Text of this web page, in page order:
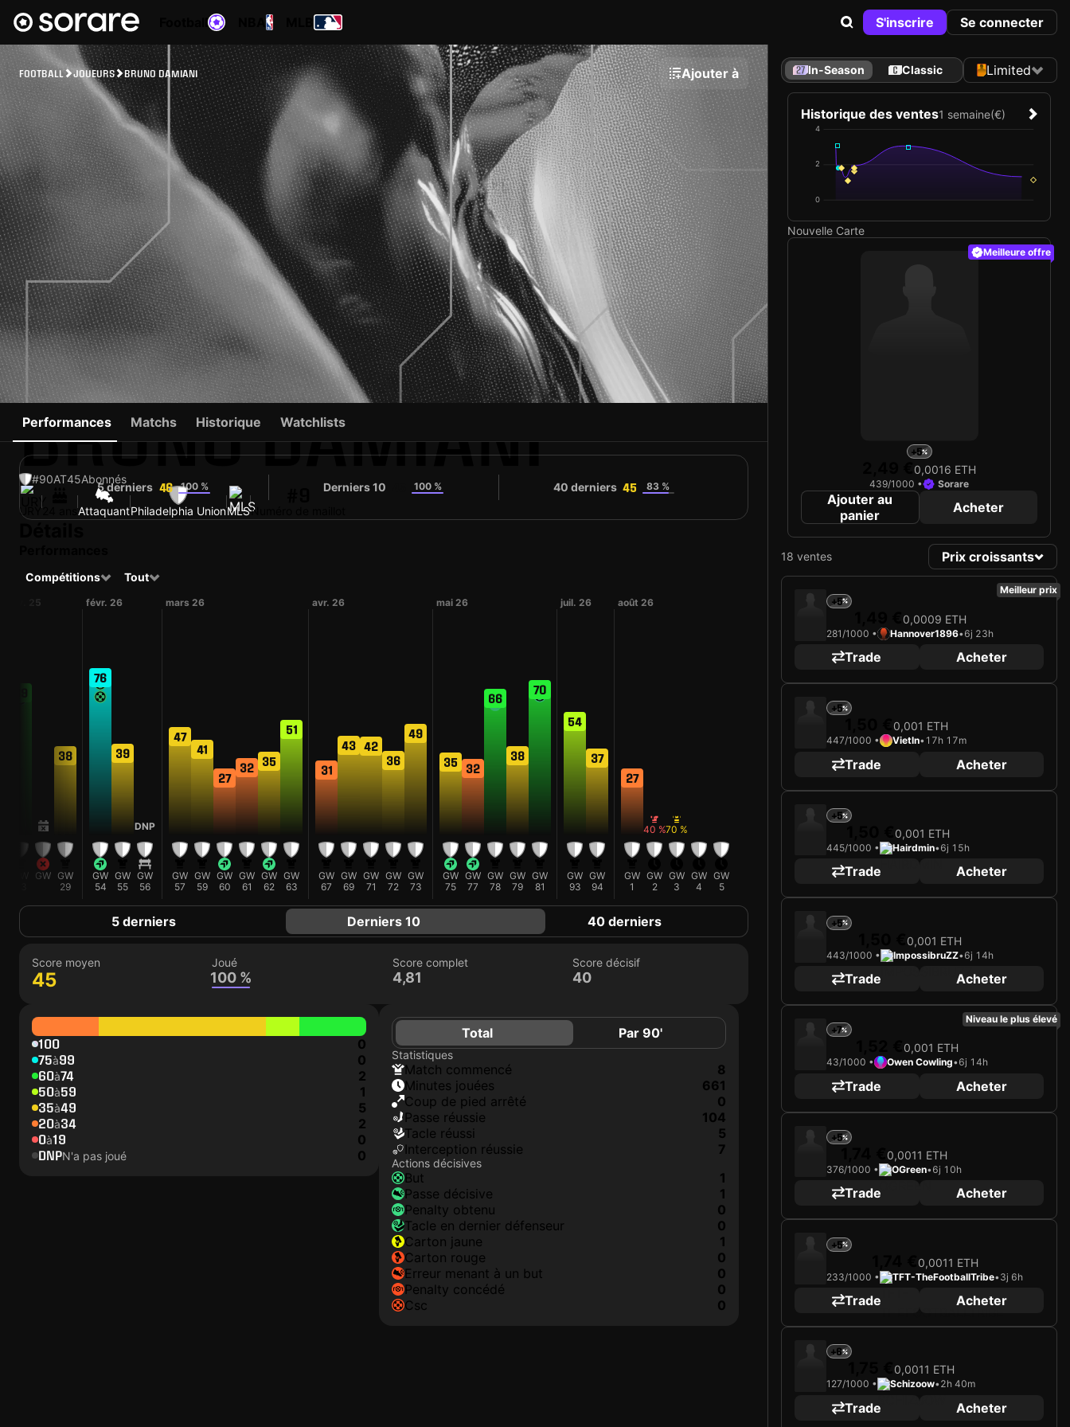
S'inscrire Se connecter
FOOTBALL JOUEURS BRUNO DAMIANI Ajouter à
BRUNO DAMIANI
#90AT45Abonnés
URY AttaquantPhiladelphia UnionMLSNuméro de maillot
Performances Matchs Historique Watchlists
5 derniers 46 100 % Derniers 10 100 % 40 derniers 45 83 %
Compétitions Tout
nov. 25
GW
38
GW
29
févr. 26
76
GW
54
39
GW
55
DNP
GW
56
mars 26
47
GW
57
41
GW
59
27
GW
60
32
GW
61
35
GW
62
51
GW
63
avr. 26
31
GW
67
43
GW
69
42
GW
71
36
GW
72
49
GW
73
mai 26
35
GW
75
32
GW
77
66
GW
78
38
GW
79
70
GW
81
juil. 26
54
GW
93
37
GW
94
août 26
27
GW
1
F
40 %
GW
2
D
70 %
GW
3
GW
4
GW
5
5 derniers Derniers 10 40 derniers
Score moyen
45
Joué
100 %
Score complet
4,81
Score décisif
40
100 0
75à99 0
60à74 2
50à59 1
35à49 5
20à34 2
0à19 0
DNPN'a pas joué 0
Total Par 90'
Statistiques
match commencé
8
minutes jouées
661
coup de pied arrêté
0
Passe réussie
104
tacle réussi
5
interception réussie
7
Actions décisives
but
1
passe décisive
1
penalty obtenu
0
tacle en dernier défenseur
0
carton jaune
1
carton rouge
0
erreur menant à un but
0
penalty concédé
0
csc
0
In-Season Classic Limited
Historique des ventes1 semaine(€)
0
2
4
Nouvelle Carte
Meilleure offre
+5
0,0016 ETH
439/1000 • Sorare
Ajouter au
panier
Acheter
18 ventes Prix croissants
Meilleur prix
+5
0,0009 ETH
281/1000 • Hannover1896•6j 23h
Trade Acheter
+5
0,001 ETH
447/1000 • Vietln• 17h 17m
Trade Acheter
+5
0,001 ETH
445/1000 • Hairdmin•6j 15h
Trade Acheter
+5
0,001 ETH
443/1000 • ImpossibruZZ•6j 14h
Trade Acheter
Niveau le plus élevé
+7
0,001 ETH
43/1000 • Owen Cowling•6j 14h
Trade Acheter
+5
0,0011 ETH
376/1000 • OGreen•6j 10h
Trade Acheter
+5
0,0011 ETH
233/1000 • TFT-TheFootballTribe•3j 6h
Trade Acheter
+6
0,0011 ETH
127/1000 • Schizoow•2h 40m
Trade Acheter